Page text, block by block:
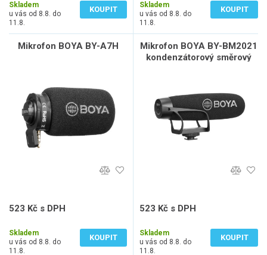
Skladem
u vás od 8.8. do
11.8.
KOUPIT
Skladem
u vás od 8.8. do
11.8.
KOUPIT
Mikrofon BOYA BY-A7H
523 Kč s DPH
Skladem
u vás od 8.8. do
11.8.
KOUPIT
Mikrofon BOYA BY-BM2021
kondenzátorový směrový
523 Kč s DPH
Skladem
u vás od 8.8. do
11.8.
KOUPIT